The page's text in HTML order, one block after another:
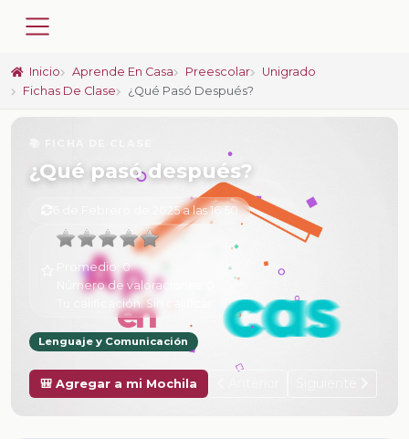
Inicio Aprende En Casa Preescolar
Unigrado
Fichas De Clase
¿Qué Pasó Después?
¿Qué pasó después?
6 de Febrero de 2025 a las 16:50
Promedio:0
Número de valoraciones:
Tu calificación:Sin calificar
Lenguaje y Comunicación
🎒 Agregar a mi Mochila